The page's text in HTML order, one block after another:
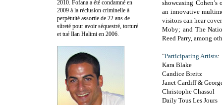
showcasing Cohen’s
an innovative
visitors can hear
Moby; and The
Reed Parry, among
"Participating Artists:
Kara Blake
Candice Breitz
Janet Cardiff &
Christophe Chassol
Daily Tous Les Jours
2010. Fofana a été condamné en
2009 à la réclusion criminelle à
perpétuité assortie de 22 ans de
sûreté pour avoir séquestré, torturé
et tué Ilan Halimi en 2006.